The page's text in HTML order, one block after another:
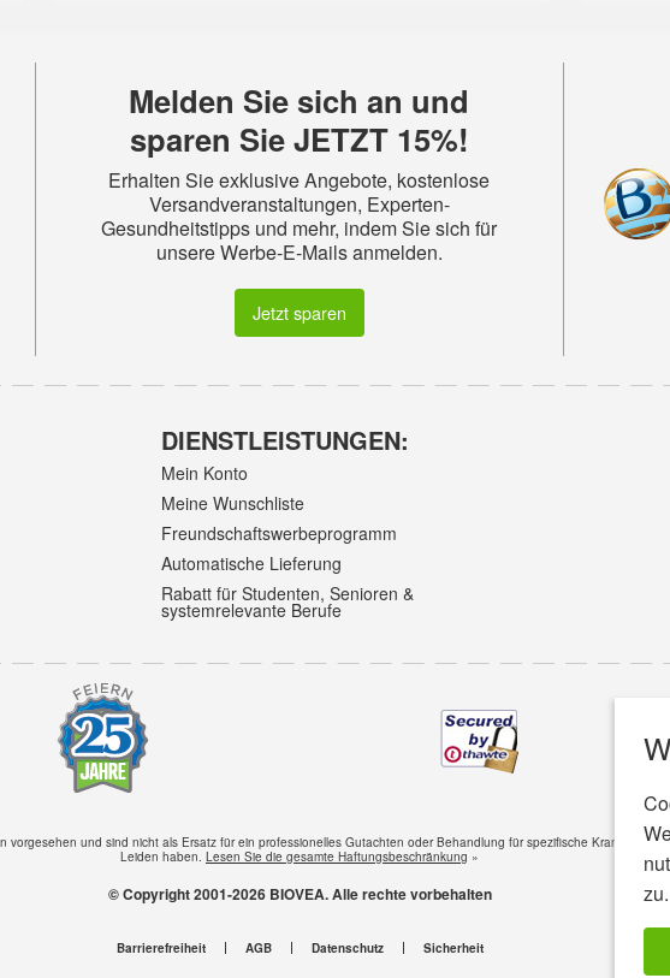
zu.
Melden Sie sich an und
sparen Sie JETZT 15%!
Erhalten Sie exklusive Angebote, kostenlose
Versandveranstaltungen, Experten-
Gesundheitstipps und mehr, indem Sie sich für
unsere Werbe-E-Mails anmelden.
Jetzt sparen
DIENSTLEISTUNGEN:
Mein Konto
Meine Wunschliste
Freundschaftswerbeprogramm
Automatische Lieferung
Rabatt für Studenten, Senioren &
systemrelevante Berufe
Barrierefreiheit AGB Datenschutz Sicherheit
© Copyright 2001-2026 BIOVEA. Alle rechte vorbehalten
und sind nicht als Ersatz für ein professionelles Gutachten oder Behandlung für spezifische Krankheiten.
Leiden haben. Lesen Sie die gesamte Haftungsbeschränkung »